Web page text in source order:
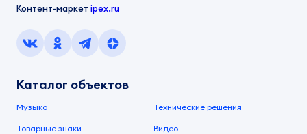
Контент-маркет ipex.ru
Каталог объектов
Музыка Технические решения
Товарные знаки Видео